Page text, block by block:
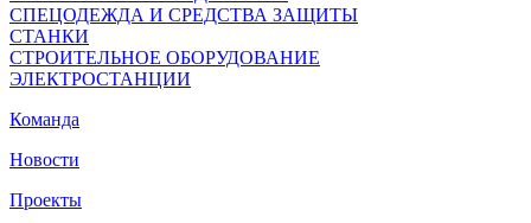
СПЕЦОДЕЖДА И СРЕДСТВА ЗАЩИТЫ
СТАНКИ
СТРОИТЕЛЬНОЕ ОБОРУДОВАНИЕ
ЭЛЕКТРОСТАНЦИИ
Команда
Новости
Проекты